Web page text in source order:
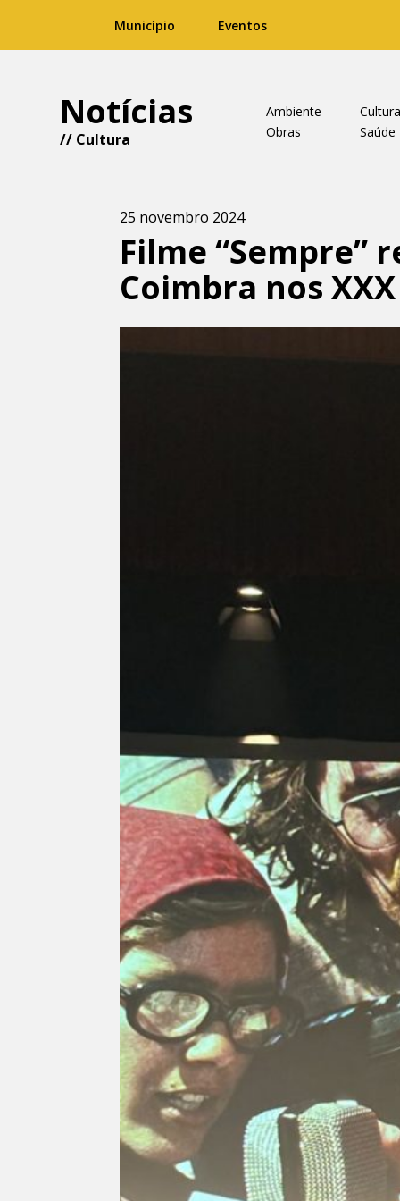
Município Eventos
Notícias
// Cultura
Ambiente
Cultura
Obras
Saúde
25 novembro 2024
Filme “Sempre”
Coimbra nos